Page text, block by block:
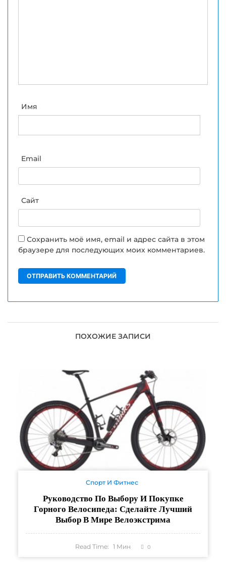
Имя
Email
Сайт
Сохранить моё имя, email и адрес сайта в этом
браузере для последующих моих комментариев.
ПОХОЖИЕ ЗАПИСИ
Спорт И Фитнес
Руководство По Выбору И Покупке
Горного Велосипеда: Сделайте Лучший
Выбор В Мире Велоэкстрима
Read Time: 1 Мин 0